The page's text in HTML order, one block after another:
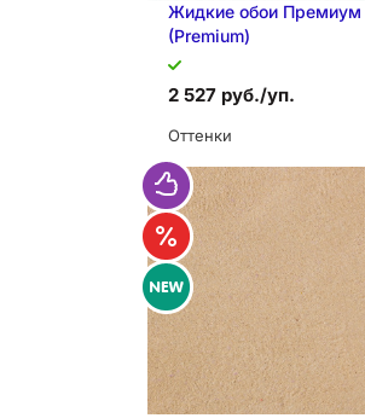
Жидкие обои Премиум
(Premium)
2 527 руб./уп.
Оттенки
В КОРЗИНУ